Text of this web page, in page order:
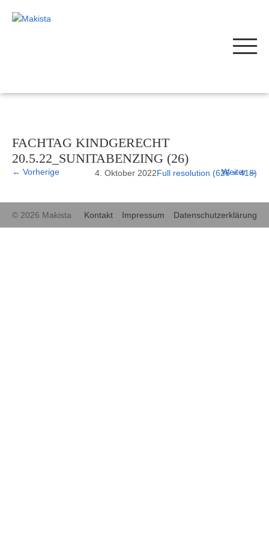
FACHTAG KINDGERECHT
20.5.22_SUNITABENZING (26)
4. Oktober 2022Full resolution (626 × 418)
← Vorherige Weiter→
© 2026 Makista Kontakt Impressum Datenschutzerklärung